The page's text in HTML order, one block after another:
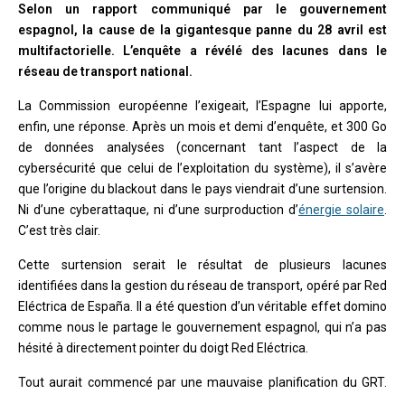
Selon un rapport communiqué par le gouvernement
espagnol, la cause de la gigantesque panne du 28 avril est
multifactorielle. L’enquête a révélé des lacunes dans le
réseau de transport national.
La Commission européenne l’exigeait, l’Espagne lui apporte,
enfin, une réponse. Après un mois et demi d’enquête, et 300 Go
de données analysées (concernant tant l’aspect de la
cybersécurité que celui de l’exploitation du système), il s’avère
que l’origine du blackout dans le pays viendrait d’une surtension.
Ni d’une cyberattaque, ni d’une surproduction d’énergie solaire
C’est très clair.
Cette surtension serait le résultat de plusieurs lacunes
identifiées dans la gestion du réseau de transport, opéré par Red
Eléctrica de España. Il a été question d’un véritable effet domino
comme nous le partage le gouvernement espagnol, qui n’a pas
hésité à directement pointer du doigt Red Eléctrica.
Tout aurait commencé par une mauvaise planification du GRT.